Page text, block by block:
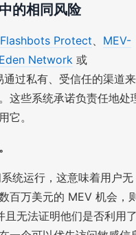
的相同风险
Flashbots Protect
MEV-
Eden Network 或
通过私有、受信任的渠道来
这些系统承诺负责任地处
它。
统运行，这意味着用户无
百万美元的 MEV 机会，
无法证明他们是否利用